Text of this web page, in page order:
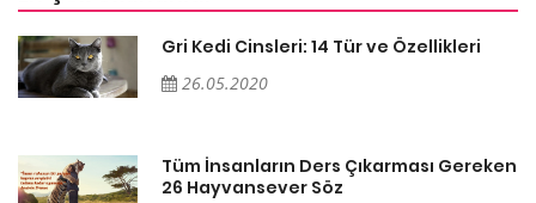
Gri Kedi Cinsleri: 14 Tür ve Özellikleri
26.05.2020
Tüm İnsanların Ders Çıkarması Gereken
26 Hayvansever Söz